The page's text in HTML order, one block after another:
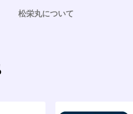
松栄丸について